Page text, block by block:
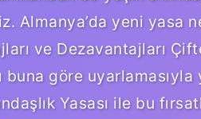
Almanya’da yeni yasa
ve Dezavantajları
göre uyarlamasıyla
Yasası ile bu